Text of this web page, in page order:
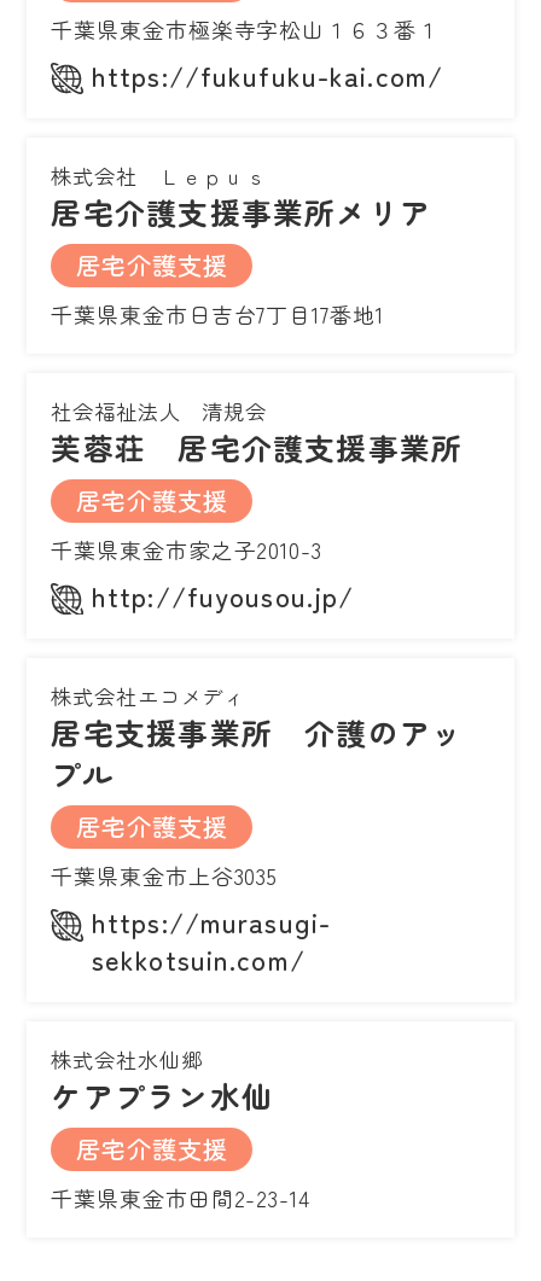
千葉県東金市極楽寺字松山１６３番１
https://fukufuku-kai.com/
株式会社 Ｌｅｐｕｓ
居宅介護支援事業所メリア
居宅介護支援
千葉県東金市日吉台7丁目17番地1
社会福祉法人 清規会
芙蓉荘 居宅介護支援事業所
居宅介護支援
千葉県東金市家之子2010-3
http://fuyousou.jp/
株式会社エコメディ
居宅支援事業所 介護のアッ
プル
居宅介護支援
千葉県東金市上谷3035
https://murasugi-
sekkotsuin.com/
株式会社水仙郷
ケアプラン水仙
居宅介護支援
千葉県東金市田間2-23-14